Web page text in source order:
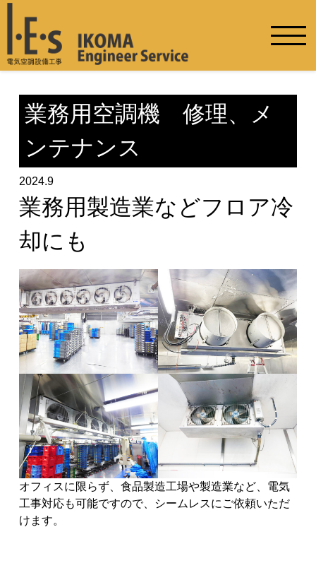
業務用空調機 修理、メ
ンテナンス
2024.9
業務用製造業などフロア冷
却にも
オフィスに限らず、食品製造工場や製造業など、電気
工事対応も可能ですので、シームレスにご依頼いただ
けます。